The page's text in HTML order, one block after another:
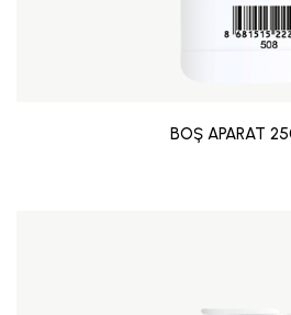
BOŞ APARAT